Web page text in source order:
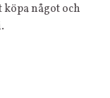
något och